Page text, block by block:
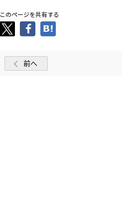
このページを共有する
前へ